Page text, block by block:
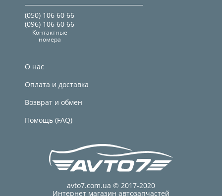
(050) 106 60 66
(096) 106 60 66
Контактные
номера
avto7.com.ua © 2017-2020
Интернет магазин автозапчастей
О нас
Оплата и доставка
Возврат и обмен
Помощь (FAQ)